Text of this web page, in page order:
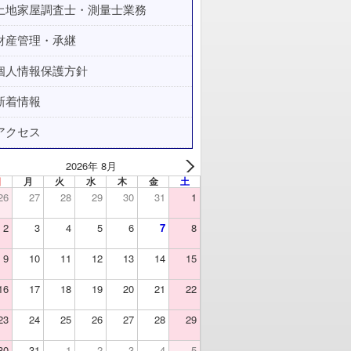
地家屋調査士・測量士業務
産管理・承継
人情報保護方針
着情報
クセス
2026年 8月
月 火 水 木 金 土
27 28 29 30 31 1
2 3 4 5 6 7 8
9 10 11 12 13 14 15
17 18 19 20 21 22
24 25 26 27 28 29